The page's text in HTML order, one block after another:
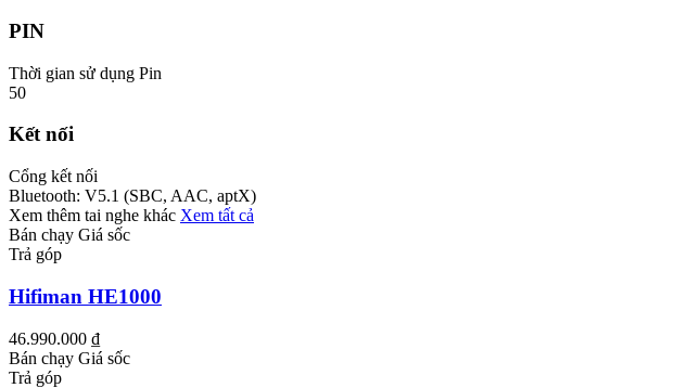
PIN
Thời gian sử dụng Pin
50
Kết nối
Cổng kết nối
Bluetooth: V5.1 (SBC, AAC, aptX)
Xem thêm tai nghe khác Xem tất cả
Bán chạy Giá sốc
Trả góp
Hifiman HE1000
46.990.000 ₫
Bán chạy Giá sốc
Trả góp